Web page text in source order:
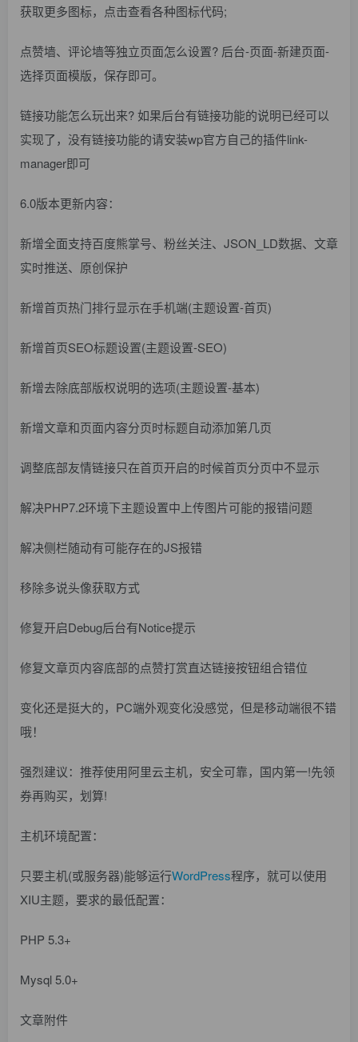
获取更多图标，点击查看各种图标代码;
点赞墙、评论墙等独立页面怎么设置? 后台-页面-新建页面-
选择页面模版，保存即可。
链接功能怎么玩出来? 如果后台有链接功能的说明已经可以
实现了，没有链接功能的请安装wp官方自己的插件link-
manager即可
6.0版本更新内容：
新增全面支持百度熊掌号、粉丝关注、JSON_LD数据、文章
实时推送、原创保护
新增首页热门排行显示在手机端(主题设置-首页)
新增首页SEO标题设置(主题设置-SEO)
新增去除底部版权说明的选项(主题设置-基本)
新增文章和页面内容分页时标题自动添加第几页
调整底部友情链接只在首页开启的时候首页分页中不显示
解决PHP7.2环境下主题设置中上传图片可能的报错问题
解决侧栏随动有可能存在的JS报错
移除多说头像获取方式
修复开启Debug后台有Notice提示
修复文章页内容底部的点赞打赏直达链接按钮组合错位
变化还是挺大的，PC端外观变化没感觉，但是移动端很不错
哦！
强烈建议：推荐使用阿里云主机，安全可靠，国内第一!先领
券再购买，划算!
主机环境配置：
只要主机(或服务器)能够运行WordPress程序，就可以使用
XIU主题，要求的最低配置：
PHP 5.3+
Mysql 5.0+
文章附件